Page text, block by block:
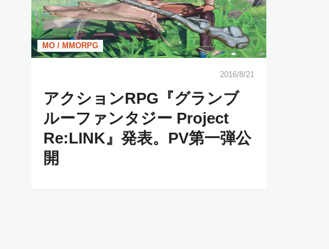
MO / MMORPG
2016/8/21
アクションRPG『グランブ
ルーファンタジー Project
Re:LINK』発表。PV第一弾公
開